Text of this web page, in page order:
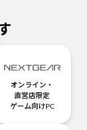
オンライン・
直営店限定
ゲーム向けPC